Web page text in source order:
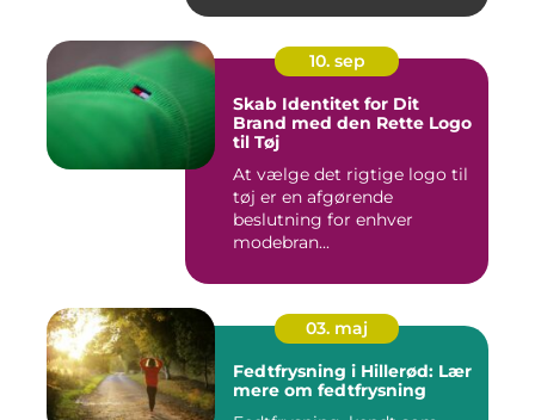
10. sep
Skab Identitet for Dit
Brand med den Rette Logo
til Tøj
At vælge det rigtige logo til
tøj er en afgørende
beslutning for enhver
modebran...
03. maj
Fedtfrysning i Hillerød: Lær
mere om fedtfrysning